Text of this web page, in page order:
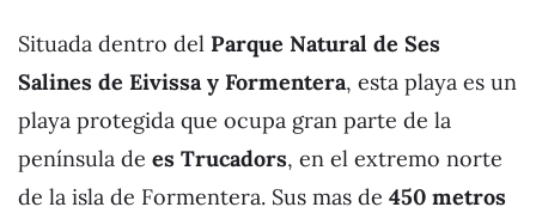
Situada dentro del Parque Natural de Ses
Salines de Eivissa y Formentera, esta playa es un
playa protegida que ocupa gran parte de la
península de es Trucadors, en el extremo norte
de la isla de Formentera. Sus mas de 450 metros